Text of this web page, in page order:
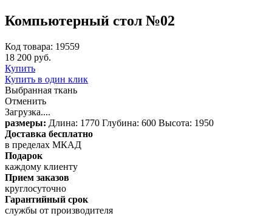
Компьютерный стол №02
Код товара: 19559
18 200 руб.
Купить
Купить в один клик
Выбранная ткань
Отменить
Загрузка....
размеры: Длина: 1770 Глубина: 600 Высота: 1950
Доставка бесплатно
в пределах МКАД
Подарок
каждому клиенту
Прием заказов
круглосуточно
Гарантийный срок
службы от производителя